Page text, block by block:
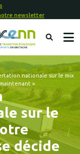
newsletter
nationale sur le mix
».
sur le
décide